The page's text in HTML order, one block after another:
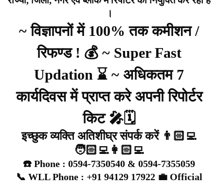
।
~ विज्ञापनों में 100% तक कमीशन /
रिफण्ड ! 💰 ~ Super Fast
Updation ⌛ ~ अधिकतम 7
कार्यदिवस में प्राप्त करे अपनी रिपोर्टर
किट 🎤🗓️
इच्छुक व्यक्ति अतिशीघ्र संपर्क करें 👨🏻‍💻
🧑🏻‍💻👩🏻‍💻
☎️ Phone : 0594-7350540 & 0594-7355059
📞 WLL Phone : +91 94129 17922 💼 Official